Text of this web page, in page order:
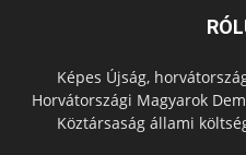
Képes Újság,
Horvátországi Magyarok
Köztársaság állami